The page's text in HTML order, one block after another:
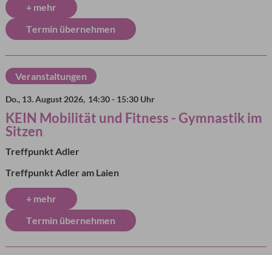
+ mehr
Termin übernehmen
Do., 13. August 2026, 14:30 - 15:30 Uhr
KEIN Mobilität und Fitness - Gymnastik im
Sitzen
Treffpunkt Adler
Treffpunkt Adler am Laien
+ mehr
Termin übernehmen
Veranstaltungen